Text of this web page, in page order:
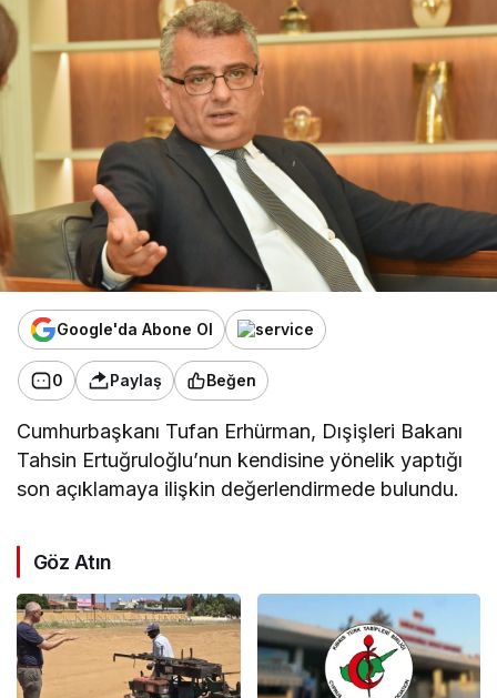
Google'da Abone Ol
0 Paylaş Beğen
Cumhurbaşkanı Tufan Erhürman, Dışişleri Bakanı
Tahsin Ertuğruloğlu’nun kendisine yönelik yaptığı
son açıklamaya ilişkin değerlendirmede bulundu.
Göz Atın